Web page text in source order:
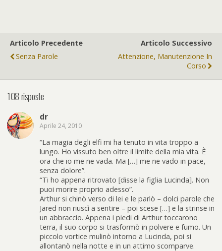
Articolo Precedente
Senza Parole
Articolo Successivo
Attenzione, Manutenzione In
Corso
108 risposte
dr
Aprile 24, 2010
“La magia degli elfi mi ha tenuto in vita troppo a
lungo. Ho vissuto ben oltre il limite della mia vita. È
ora che io me ne vada. Ma […] me ne vado in pace,
senza dolore”.
“Ti ho appena ritrovato [disse la figlia Lucinda]. Non
puoi morire proprio adesso”.
Arthur si chinò verso di lei e le parlò – dolci parole che
Jared non riuscì a sentire – poi scese […] e la strinse in
un abbraccio. Appena i piedi di Arthur toccarono
terra, il suo corpo si trasformò in polvere e fumo. Un
piccolo vortice mulinò intorno a Lucinda, poi si
allontanò nella notte e in un attimo scomparve.